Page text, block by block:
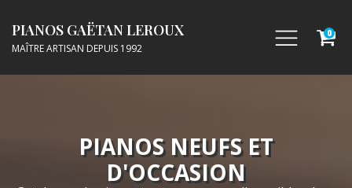
PIANOS GAËTAN LEROUX
MAÎTRE ARTISAN DEPUIS 1992
0
PIANOS NEUFS ET
D'OCCASION